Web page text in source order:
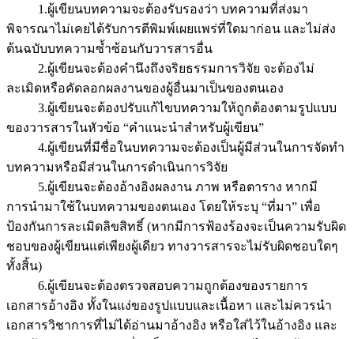
1.ผู้เขียนบทความจะต้องรับรองว่า บทความที่ส่งมา
พิจารณาไม่เคยได้รับการตีพิมพ์เผยแพร่ที่ใดมาก่อน และไม่ส่ง
ต้นฉบับบทความซ้ำซ้อนกับวารสารอื่น
2.ผู้เขียนจะต้องคำนึงถึงจริยธรรมการวิจัย จะต้องไม่
ละเมิดหรือคัดลอกผลงานของผู้อื่นมาเป็นของตนเอง
3.ผู้เขียนจะต้องปรับแก้ไขบทความให้ถูกต้องตามรูปแบบ
ของวารสารในหัวข้อ “คำแนะนำสำหรับผู้เขียน”
4.ผู้เขียนที่มีชื่อในบทความจะต้องเป็นผู้มีส่วนในการจัดทำ
บทความหรือมีส่วนในการดำเนินการวิจัย
5.ผู้เขียนจะต้องอ้างอิงผลงาน ภาพ หรือตาราง หากมี
การนำมาใช้ในบทความของตนเอง โดยให้ระบุ “ที่มา” เพื่อ
ป้องกันการละเมิดลิขสิทธิ์ (หากมีการฟ้องร้องจะเป็นความรับผิด
ชอบของผู้เขียนแต่เพียงผู้เดียว ทางวารสารจะไม่รับผิดชอบใดๆ
ทั้งสิ้น)
6.ผู้เขียนจะต้องตรวจสอบความถูกต้องของรายการ
เอกสารอ้างอิง ทั้งในแง่ของรูปแบบและเนื้อหา และไม่ควรนำ
เอกสารวิชาการที่ไม่ได้อ่านมาอ้างอิง หรือใส่ไว้ในอ้างอิง และ